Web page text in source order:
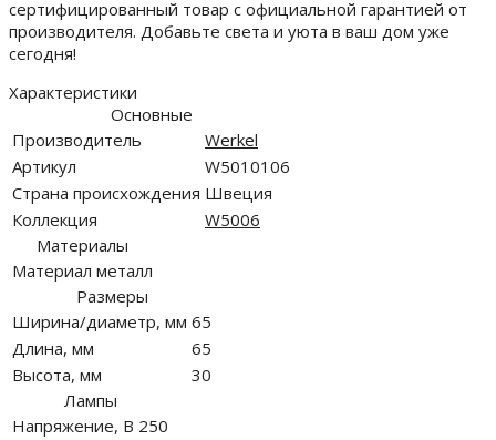
сертифицированный товар с официальной гарантией от
производителя. Добавьте света и уюта в ваш дом уже
сегодня!
Характеристики
Основные
Производитель
Werkel
Артикул
W5010106
Страна происхождения Швеция
Коллекция
W5006
Материалы
Материал металл
Размеры
Ширина/диаметр, мм 65
Длина, мм
65
Высота, мм
30
Лампы
Напряжение, В 250